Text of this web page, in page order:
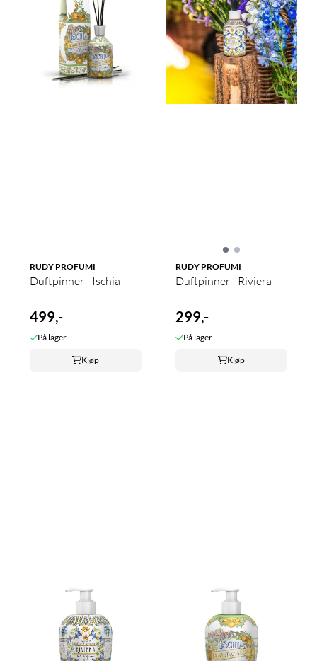
RUDY PROFUMI
Duftpinner - Ischia
499,-
På lager
Kjøp
RUDY PROFUMI
Duftpinner - Riviera
299,-
På lager
Kjøp